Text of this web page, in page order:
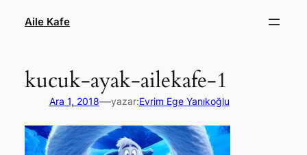
Aile Kafe
kucuk-ayak-ailekafe-1
Ara 1, 2018—yazar:Evrim Ege Yanıkoğlu